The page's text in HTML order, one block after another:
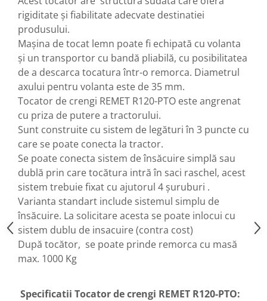
Freze pentru zapada
Instalatii sanitare
Chiuvete
Intretinere
Masini de maturat si accesorii
Masini de tuns iarba
Motocoase
Accesorii motocositoare
Accesorii pentru masini de tuns
gazon
Masini de tuns iarba/gazon
Tractorase pentru gazon
Mobilier pentru gradina
Mori de macinat cereale
Pompe de apa
Accesorii pentru irigatii
Invertoare sudura - IGBT / MMA
Aspiratoare
Accesorii auto
Compresoare aer
Echipamente industriale de
brichetare / peletizare
Echipamente pentru protectia
muncii
Pistoale de lipit
rigiditate și fiabilitate adecvate destinatiei
produsului.
Mașina de tocat lemn poate fi echipată cu volanta
și un transportor cu bandă pliabilă, cu posibilitatea
de a descarca tocatura într-o remorca. Diametrul
axului pentru volanta este de 35 mm.
Tocator de crengi REMET R120-PTO este angrenat
cu priza de putere a tractorului.
Sunt construite cu sistem de legături în 3 puncte cu
care se poate conecta la tractor.
Se poate conecta sistem de însăcuire simplă sau
dublă prin care tocătura intră în saci raschel, acest
sistem trebuie fixat cu ajutorul 4 șuruburi .
Varianta standart include sistemul simplu de
însăcuire. La solicitare acesta se poate inlocui cu
sistem dublu de insacuire (contra cost)
După tocător, se poate prinde remorca cu masă
max. 1000 Kg
Specificatii Tocator de crengi REMET R120-PTO: